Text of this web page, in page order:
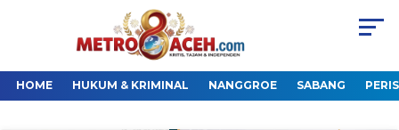
HOME HUKUM & KRIMINAL NANGGROE SABANG